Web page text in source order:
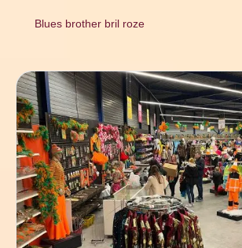
Blues brother bril roze